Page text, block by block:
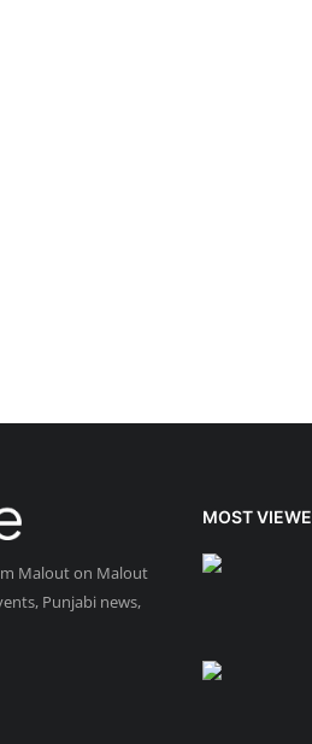
Malout on Malout
Punjabi news,
MOST